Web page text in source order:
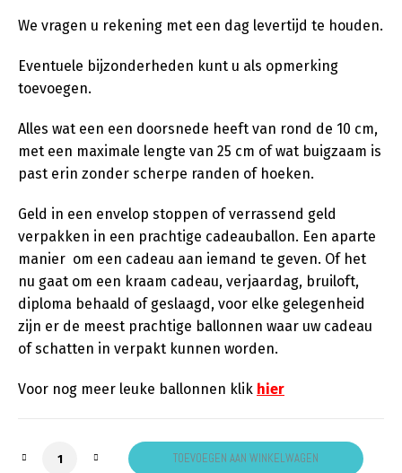
We vragen u rekening met een dag levertijd te houden.
Eventuele bijzonderheden kunt u als opmerking
toevoegen.
Alles wat een een doorsnede heeft van rond de 10 cm,
met een maximale lengte van 25 cm of wat buigzaam is
past erin zonder scherpe randen of hoeken.
Geld in een envelop stoppen of verrassend geld
verpakken in een prachtige cadeauballon. Een aparte
manier om een cadeau aan iemand te geven. Of het
nu gaat om een kraam cadeau, verjaardag, bruiloft,
diploma behaald of geslaagd, voor elke gelegenheid
zijn er de meest prachtige ballonnen waar uw cadeau
of schatten in verpakt kunnen worden.
Voor nog meer leuke ballonnen klik hier
Cadeau ballon blauw geel zwart aantal
TOEVOEGEN AAN WINKELWAGEN